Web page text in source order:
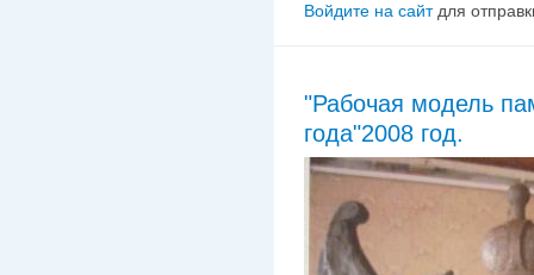
Войдите на сайтдля
"Рабочая модель
года"2008 год.